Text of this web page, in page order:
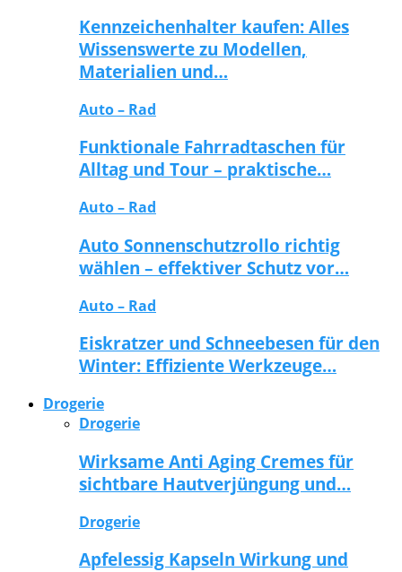
Kennzeichenhalter kaufen: Alles
Wissenswerte zu Modellen,
Materialien und…
Auto – Rad
Funktionale Fahrradtaschen für
Alltag und Tour – praktische…
Auto – Rad
Auto Sonnenschutzrollo richtig
wählen – effektiver Schutz vor…
Auto – Rad
Eiskratzer und Schneebesen für den
Winter: Effiziente Werkzeuge…
Drogerie
Drogerie
Wirksame Anti Aging Cremes für
sichtbare Hautverjüngung und…
Drogerie
Apfelessig Kapseln Wirkung und